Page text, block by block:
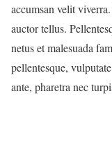
accumsan velit
auctor tellus.
netus et malesuada
pellentesque,
ante, pharetra nec